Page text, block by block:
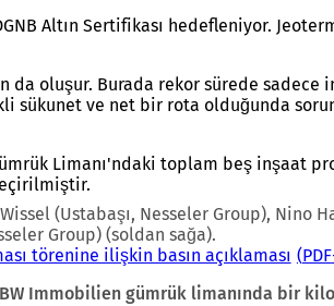
Altın Sertifikası hedefleniyor.
oluşur. Burada rekor sürede sadece
ve net bir rota olduğunda
Limanı'ndaki toplam beş inşaat
(Ustabaşı, Nesseler Group), Nino
Group) (soldan sağa).
törenine ilişkin basın açıklaması
PDF
Immobilien gümrük limanında bir